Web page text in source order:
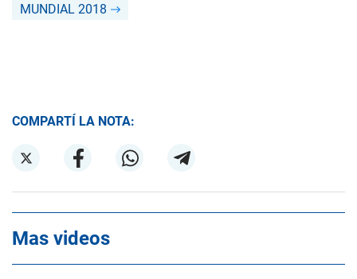
MUNDIAL 2018
COMPARTÍ LA NOTA:
Mas videos